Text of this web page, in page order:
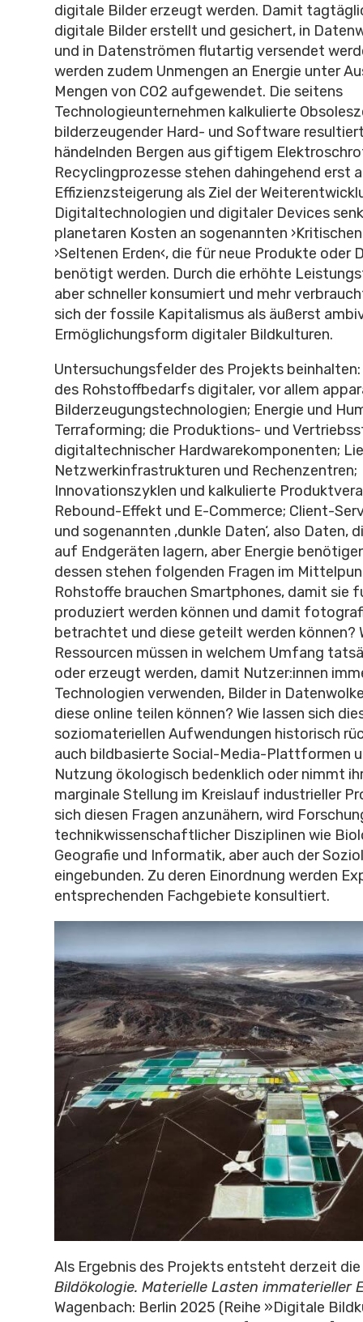
digitale Bilder erzeugt werden. Damit
digitale Bilder erstellt und gesichert, in
und in Datenströmen flutartig versendet
werden zudem Unmengen an Energie unter
Mengen von CO2 aufgewendet. Die seitens
Technologieunternehmen kalkulierte
bilderzeugender Hard- und Software
händelnden Bergen aus giftigem
Recyclingprozesse stehen dahingehend erst
Effizienzsteigerung als Ziel der
Digitaltechnologien und digitaler Devices
planetaren Kosten an sogenannten
›Seltenen Erden‹, die für neue Produkte oder
benötigt werden. Durch die erhöhte
aber schneller konsumiert und mehr
sich der fossile Kapitalismus als äußerst
Ermöglichungsform digitaler Bildkulturen.
Untersuchungsfelder des Projekts
des Rohstoffbedarfs digitaler, vor allem
Bilderzeugungstechnologien; Energie und
Terraforming; die Produktions- und
digitaltechnischer Hardwarekomponenten;
Netzwerkinfrastrukturen und Rechenzentren;
Innovationszyklen und kalkulierte
Rebound-Effekt und E-Commerce; Client-
und sogenannten ‚dunkle Daten‘, also Daten,
auf Endgeräten lagern, aber Energie
dessen stehen folgenden Fragen im
Rohstoffe brauchen Smartphones, damit sie
produziert werden können und damit
betrachtet und diese geteilt werden können?
Ressourcen müssen in welchem Umfang
oder erzeugt werden, damit Nutzer:innen
Technologien verwenden, Bilder in
diese online teilen können? Wie lassen sich
soziomateriellen Aufwendungen historisch
auch bildbasierte Social-Media-Plattformen
Nutzung ökologisch bedenklich oder nimmt
marginale Stellung im Kreislauf industrieller
sich diesen Fragen anzunähern, wird
technikwissenschaftlicher Disziplinen wie
Geografie und Informatik, aber auch der
eingebunden. Zu deren Einordnung werden
entsprechenden Fachgebiete konsultiert.
Als Ergebnis des Projekts entsteht derzeit
Bildökologie. Materielle Lasten immaterieller
Wagenbach: Berlin 2025 (Reihe »Digitale